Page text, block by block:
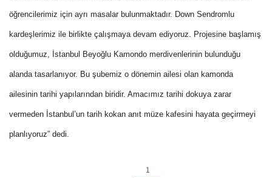
öğrencilerimiz için ayrı masalar bulunmaktadır. Down Sendromlu
kardeşlerimiz ile birlikte çalışmaya devam ediyoruz. Projesine başlamış
olduğumuz, İstanbul Beyoğlu Kamondo merdivenlerinin bulunduğu
alanda tasarlanıyor. Bu şubemiz o dönemin ailesi olan kamonda
ailesinin tarihi yapılarından biridir. Amacımız tarihi dokuya zarar
vermeden İstanbul’un tarih kokan anıt müze kafesini hayata geçirmeyi
planlıyoruz” dedi.